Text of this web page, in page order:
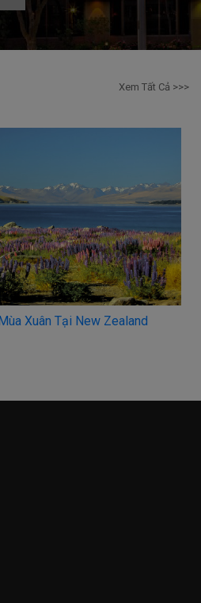
Xem Tất Cả >>>
100% - SP Jain School of Global